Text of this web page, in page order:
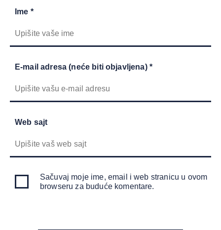
Ime *
E-mail adresa (neće biti objavljena) *
Web sajt
Sačuvaj moje ime, email i web stranicu u ovom
browseru za buduće komentare.